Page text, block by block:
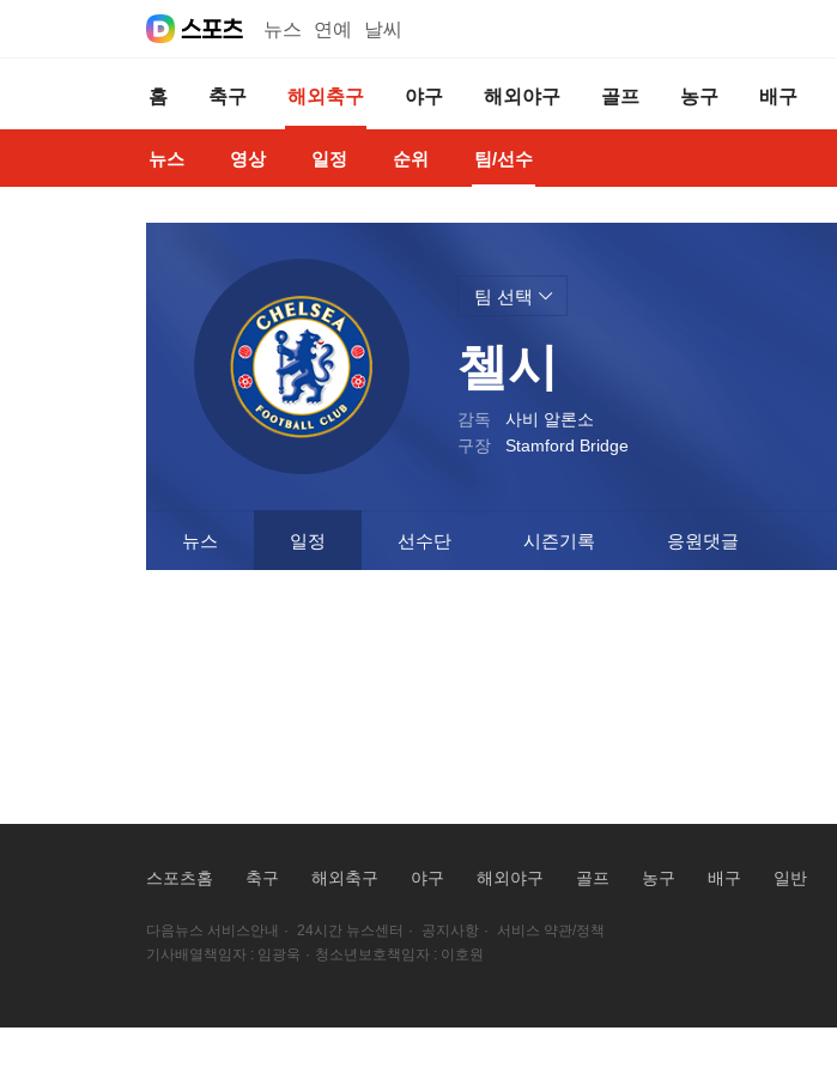
뉴스 연예 날씨
홈 축구 해외축구 야구 해외야구 골프 농구 배구
뉴스 영상 일정 순위 팀/선수
첼시
감독
사비 알론소
구장
Stamford Bridge
팀 선택
뉴스 일정 선수단 시즌기록 응원댓글
스포츠홈 축구 해외축구 야구 해외야구 골프 농구 배구 일반
다음뉴스 서비스안내 · 24시간 뉴스센터 · 공지사항 ·
서비스 약관/정책
기사배열책임자 : 임광욱 · 청소년보호책임자 : 이호원